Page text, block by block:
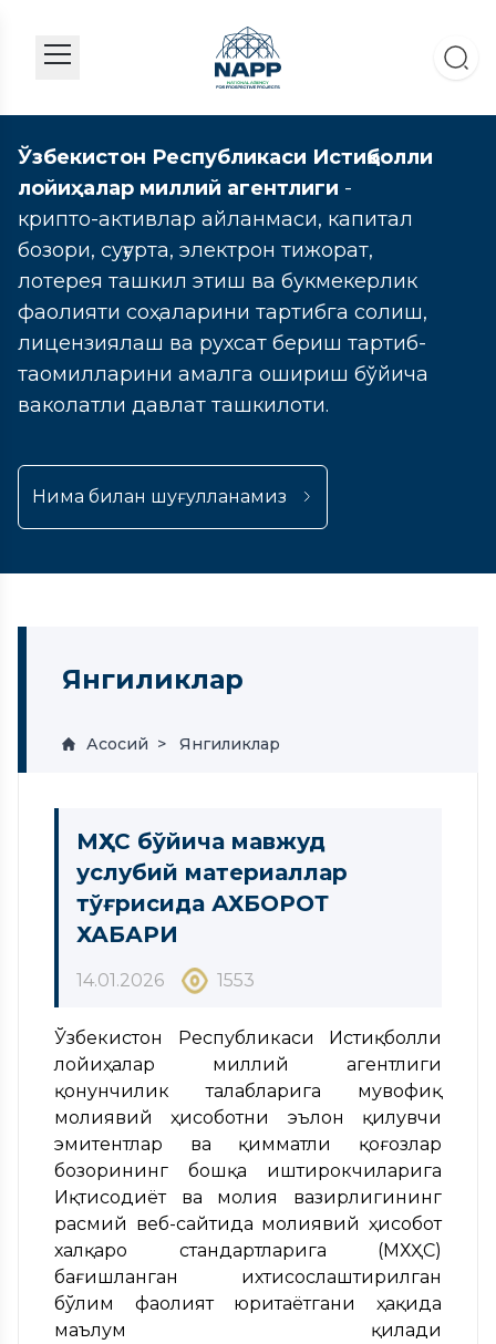
Ўзбекистон Республикаси Истиқболли
лойиҳалар миллий агентлиги -
крипто-активлар айланмаси, капитал
бозори, суғурта, электрон тижорат,
лотерея ташкил этиш ва букмекерлик
фаолияти соҳаларини тартибга солиш,
лицензиялаш ва рухсат бериш тартиб-
таомилларини амалга ошириш бўйича
ваколатли давлат ташкилоти.
Нима билан шуғулланамиз
Янгиликлар
Асосий Янгиликлар
МҲХС бўйича мавжуд
услубий материаллар
тўғрисида АХБОРОТ
ХАБАРИ
14.01.2026 1553
Ўзбекистон Республикаси Истиқболли
лойиҳалар миллий агентлиги
қонунчилик талабларига мувофиқ
молиявий ҳисоботни эълон қилувчи
эмитентлар ва қимматли қоғозлар
бозорининг бошқа иштирокчиларига
Иқтисодиёт ва молия вазирлигининг
расмий веб-сайтида молиявий ҳисобот
халқаро стандартларига (МХҲС)
бағишланган ихтисослаштирилган
бўлим фаолият юритаётгани ҳақида
маълум қилади